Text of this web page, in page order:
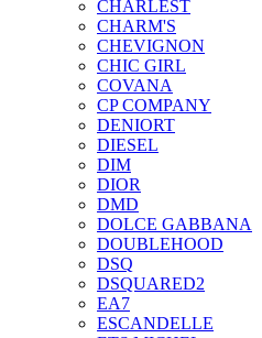
CHARLEST
CHARM'S
CHEVIGNON
CHIC GIRL
COVANA
CP COMPANY
DENIORT
DIESEL
DIM
DIOR
DMD
DOLCE GABBANA
DOUBLEHOOD
DSQ
DSQUARED2
EA7
ESCANDELLE